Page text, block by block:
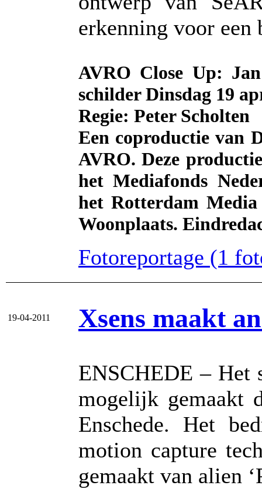
erkenning voor
AVRO Close Up:
schilder Dinsdag 19
Regie: Peter Scholten
Een coproductie van
AVRO. Deze
het Mediafonds
het Rotterdam Media
Woonplaats.
Fotoreportage (1
19-04-2011 Xsens maakt
ENSCHEDE – Het
mogelijk gemaakt
Enschede. Het
motion capture
gemaakt van alien